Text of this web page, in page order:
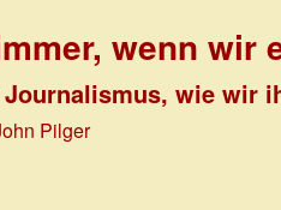
wenn wir
wie wir
Pilger